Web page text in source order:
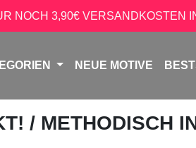
NOCH 3,90€ VERSANDKOSTEN
NEUE MOTIVE
/ METHODISCH